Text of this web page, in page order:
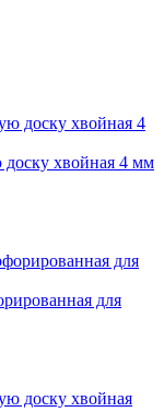
хвойная 4 мм
для